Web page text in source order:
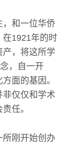
和一位华侨
在1921年的时
，将这所学
，自一开
面的基因。
仅仅和学术
任。
刚开始创办